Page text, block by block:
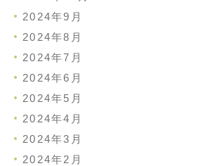
2024年9月
2024年8月
2024年7月
2024年6月
2024年5月
2024年4月
2024年3月
2024年2月